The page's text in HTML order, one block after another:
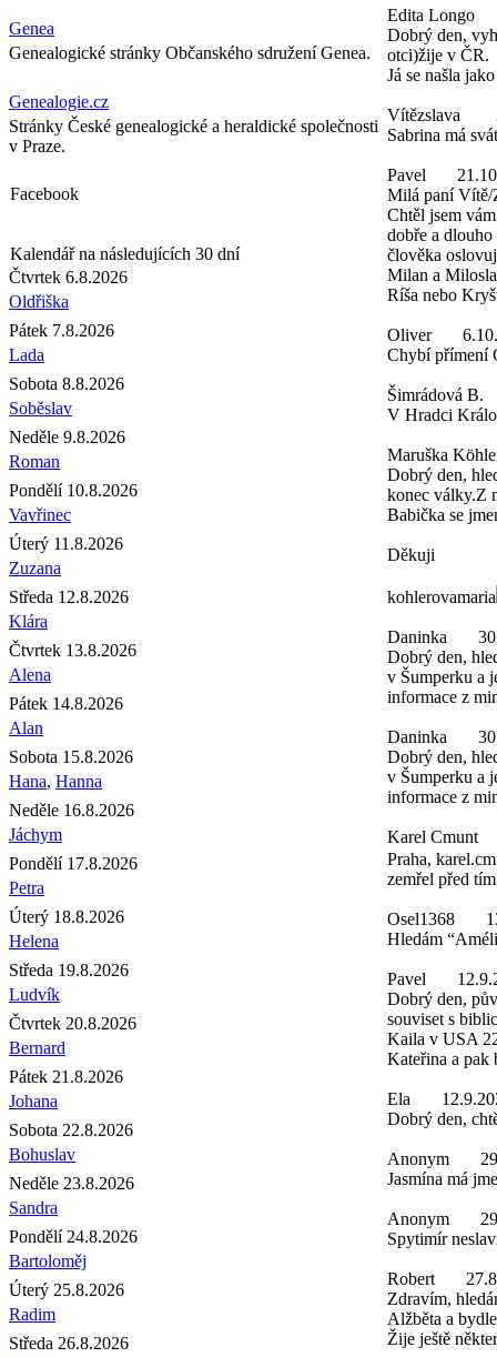
Genea
Genealogické stránky Občanského sdružení Genea.
Genealogie.cz
Stránky České genealogické a heraldické společnosti
v Praze.
Facebook
Kalendář na následujících 30 dní
Čtvrtek 6.8.2026
Oldřiška
Pátek 7.8.2026
Lada
Sobota 8.8.2026
Soběslav
Neděle 9.8.2026
Roman
Pondělí 10.8.2026
Vavřinec
Úterý 11.8.2026
Zuzana
Středa 12.8.2026
Klára
Čtvrtek 13.8.2026
Alena
Pátek 14.8.2026
Alan
Sobota 15.8.2026
Hana, Hanna
Neděle 16.8.2026
Jáchym
Pondělí 17.8.2026
Petra
Úterý 18.8.2026
Helena
Středa 19.8.2026
Ludvík
Čtvrtek 20.8.2026
Bernard
Pátek 21.8.2026
Johana
Sobota 22.8.2026
Bohuslav
Neděle 23.8.2026
Sandra
Pondělí 24.8.2026
Bartoloměj
Úterý 25.8.2026
Radim
Středa 26.8.2026
Edita Longo
Dobrý den,
otci)žije v ČR.
Já se našla
Vítězslava
Sabrina má
Pavel
Milá paní Vítě/
Chtěl jsem
dobře a dlouho
člověka
Milan a
Ríša nebo
Oliver
Chybí přímení
Šimrádová B.
V Hradci
Maruška
Dobrý den,
konec války.Z
Babička se
Děkuji
kohlerovamaria
Daninka
Dobrý den,
v Šumperku a
informace z
Daninka
Dobrý den,
v Šumperku a
informace z
Karel Cmunt
Praha,
zemřel před
Osel1368
Hledám
Pavel
Dobrý den,
souviset s
Kaila v USA
Kateřina a pak
Ela
Dobrý den,
Anonym
Jasmína má
Anonym
Spytimír
Robert
Zdravím,
Alžběta a
Žije ještě